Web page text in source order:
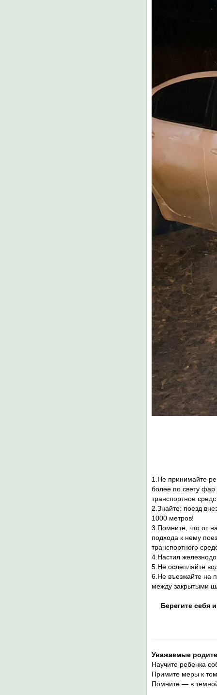
1.Не принимайте
более по свету фар
транспортное
2.Знайте: поезд
1000 метров!
3.Помните, что от
подхода к нему
транспортного
4.Настил
5.Не ослепляйте
6.Не въезжайте на
между закрытыми
Берегите себя
Уважаемые
Научите ребенка
Примите меры к
Помните — в